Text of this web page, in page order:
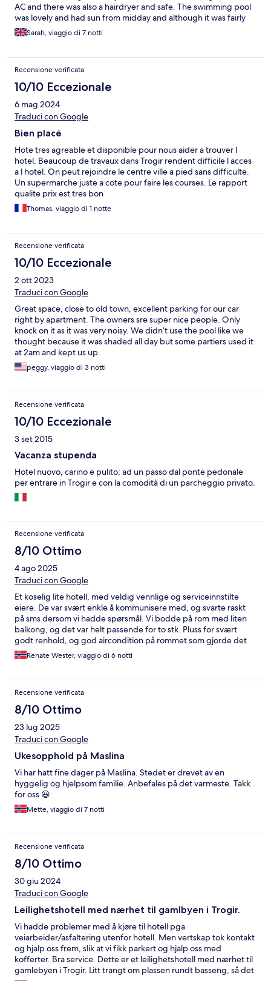
AC and there was also a hairdryer and safe. The swimming pool
was lovely and had sun from midday and although it was fairly
small it was perfect for the number of rooms there and to cool
off in at the end of the day. Staff were amazing too, very friendly
Sarah, viaggio di 7 notti
Recensione verificata
10/10 Eccezionale
6 mag 2024
Traduci con Google
Bien placé
Hote tres agreable et disponible pour nous aider a trouver l
hotel. Beaucoup de travaux dans Trogir rendent difficile l acces
a l hotel. On peut rejoindre le centre ville a pied sans difficulte.
Un supermarche juste a cote pour faire les courses. Le rapport
qualite prix est tres bon
Thomas, viaggio di 1 notte
Recensione verificata
10/10 Eccezionale
2 ott 2023
Traduci con Google
Great space, close to old town, excellent parking for our car
right by apartment. The owners sre super nice people. Only
knock on it as it was very noisy. We didn’t use the pool like we
thought because it was shaded all day but some partiers used it
at 2am and kept us up.
peggy, viaggio di 3 notti
Recensione verificata
10/10 Eccezionale
3 set 2015
Vacanza stupenda
Hotel nuovo, carino e pulito; ad un passo dal ponte pedonale
per entrare in Trogir e con la comodità di un parcheggio privato.
Recensione verificata
8/10 Ottimo
4 ago 2025
Traduci con Google
Et koselig lite hotell, med veldig vennlige og serviceinnstilte
eiere. De var svært enkle å kommunisere med, og svarte raskt
på sms dersom vi hadde spørsmål. Vi bodde på rom med liten
balkong, og det var helt passende for to stk. Pluss for svært
godt renhold, og god aircondition på rommet som gjorde det
lett å sove godt i varmen. Veldig nært gamlebyen i Trogir, men
roligere. Anbefales på det varmeste, og vi kommer gjerne
Renate Wester, viaggio di 6 notti
Recensione verificata
8/10 Ottimo
23 lug 2025
Traduci con Google
Ukesopphold på Maslina
Vi har hatt fine dager på Maslina. Stedet er drevet av en
hyggelig og hjelpsom familie. Anbefales på det varmeste. Takk
for oss 😃
Mette, viaggio di 7 notti
Recensione verificata
8/10 Ottimo
30 giu 2024
Traduci con Google
Leilighetshotell med nærhet til gamlbyen i Trogir.
Vi hadde problemer med å kjøre til hotell pga
veiarbeider/asfaltering utenfor hotell. Men vertskap tok kontakt
og hjalp oss frem, slik at vi fikk parkert og hjalp oss med
kofferter. Bra service. Dette er et leilighetshotell med nærhet til
gamlebyen i Trogir. Litt trangt om plassen rundt basseng, så det